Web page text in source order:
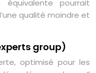
équivalente pourrait
qualité moindre et
group)
optimisé pour les